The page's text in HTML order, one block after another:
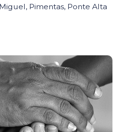
Pimentas, Ponte Alta